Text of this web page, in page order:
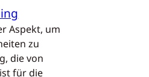
Aspekt, um
zu
die von
für die